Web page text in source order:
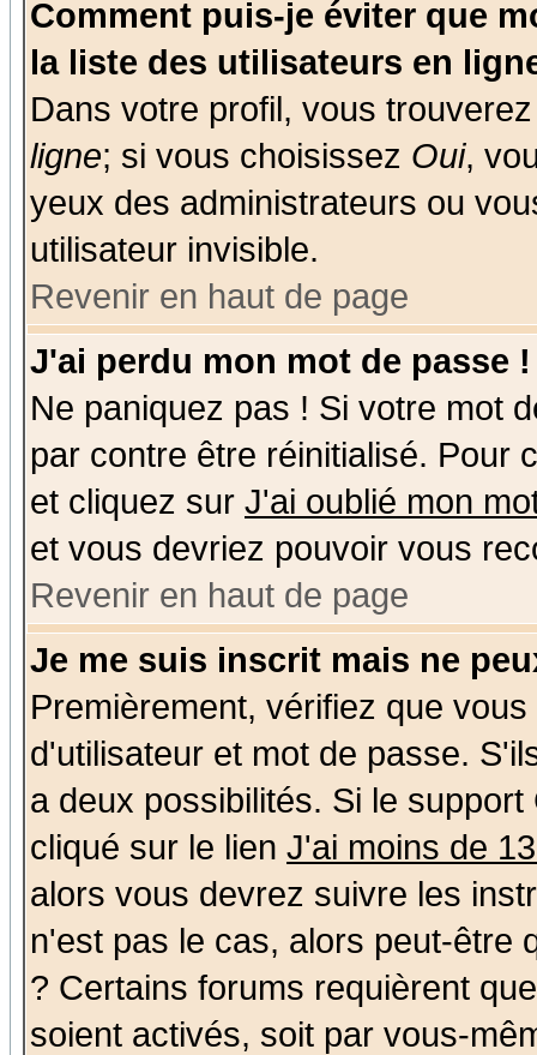
Comment puis-je éviter que
la liste des utilisateurs en
Dans votre profil, vous
ligne; si vous choisissez Oui,
yeux des administrateurs ou
utilisateur invisible.
Revenir en haut de page
J'ai perdu mon mot de passe !
Ne paniquez pas ! Si votre mot
par contre être réinitialisé. Pour
et cliquez sur J'ai oublié mon
et vous devriez pouvoir vous
Revenir en haut de page
Je me suis inscrit mais ne
Premièrement, vérifiez que
d'utilisateur et mot de passe.
a deux possibilités. Si le
cliqué sur le lien J'ai moins de
alors vous devrez suivre les
n'est pas le cas, alors peut-être
? Certains forums requièrent
soient activés, soit par vous-